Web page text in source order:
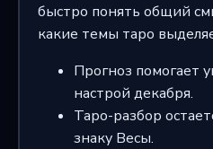
быстро понять общий
какие темы таро
Прогноз помогает
настрой декабря.
Таро-разбор
знаку Весы.